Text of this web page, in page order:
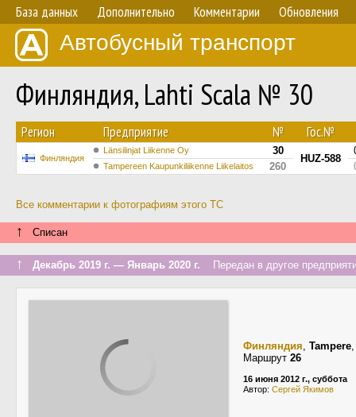
База данных Дополнительно Комментарии Обновления
Автобусный транспорт
Финляндия, Lahti Scala № 30
Регион Предприятие № Гос.№
Финляндия
Länsilinjat Liikenne Oy 30
HUZ-588
Tampereen Kaupunkiliikenne Liikelaitos 260
Все комментарии к фотографиям этого ТС
↑ Списан
↑ Декабрь 2019 г. — Январь 2020 г. Передан в другое
Финляндия, Tampere
Маршрут 26
16 июня 2012 г., суббота
Автор: Сергей Якимов